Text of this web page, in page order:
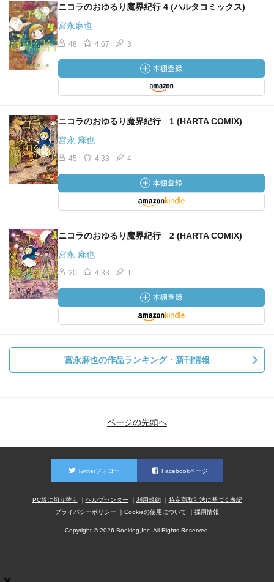
ニコラのおゆるり魔界紀行 4 (ハルタコミックス)
宮永麻也
48 4.67 3
ニコラのおゆるり魔界紀行 1 (HARTA COMIX)
宮永 麻也
45 4.33 4
ニコラのおゆるり魔界紀行 2 (HARTA COMIX)
宮永 麻也
20 4.33 1
宮永麻也の作品ランキング・新刊情報
ページの先頭へ
Twitterフォロー Facebookページ
PC版に切り替え ヘルプセンター 利用規約
特定商取引法に基づく表記
プライバシーポリシー
Cookieの使用について 採用情報
Copyright © 2026 Booklog,Inc. All Rights Reserved.